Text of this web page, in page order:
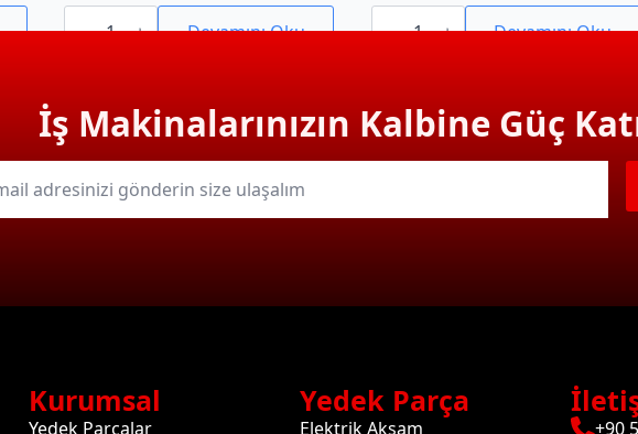
01759010
adet Devamını Oku
01760004
adet Devamını Oku
İş Makinalarınızın Kalbine Güç
Kurumsal
Yedek Parçalar
Yedek Parça
Elektrik Aksam
+90